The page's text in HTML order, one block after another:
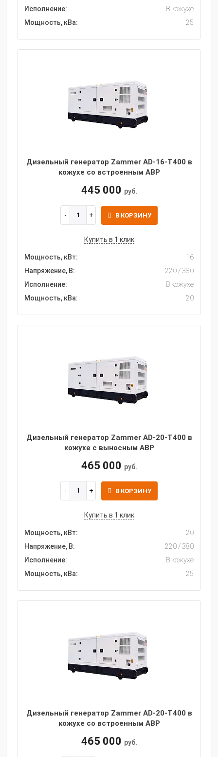
Исполнение:
В кожухе
Мощность, кВа:
25
Дизельный генератор Zammer AD-16-Т400 в
кожухе со встроенным АВР
445 000 руб.
В КОРЗИНУ
Купить в 1 клик
Мощность, кВт:
16
Напряжение, В:
220 / 380
Исполнение:
В кожухе
Мощность, кВа:
20
Дизельный генератор Zammer AD-20-Т400 в
кожухе с выносным АВР
465 000 руб.
В КОРЗИНУ
Купить в 1 клик
Мощность, кВт:
20
Напряжение, В:
220 / 380
Исполнение:
В кожухе
Мощность, кВа:
25
Дизельный генератор Zammer AD-20-Т400 в
кожухе со встроенным АВР
465 000 руб.